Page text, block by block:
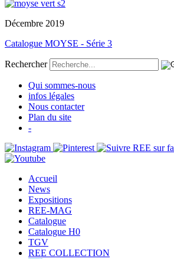
Décembre 2019
Catalogue MOYSE - Série 3
Rechercher
Qui sommes-nous
infos légales
Nous contacter
Plan du site
-
Accueil
News
Expositions
REE-MAG
Catalogue
Catalogue H0
TGV
REE COLLECTION